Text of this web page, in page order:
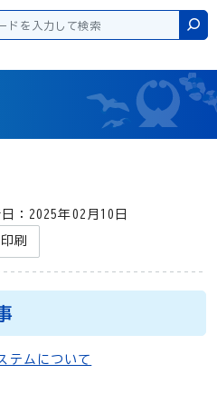
検索
：2025年02月10日
刷
テムについて